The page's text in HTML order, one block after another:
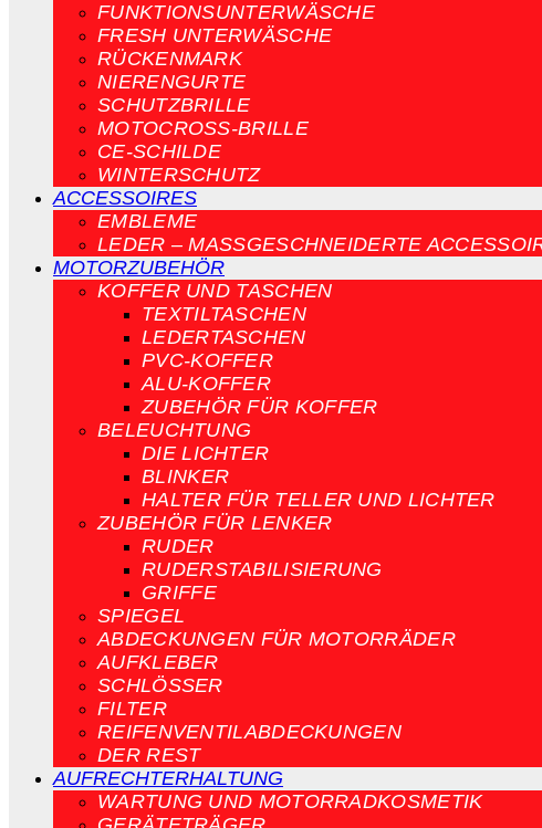
FUNKTIONSUNTERWÄSCHE
FRESH UNTERWÄSCHE
RÜCKENMARK
NIERENGURTE
SCHUTZBRILLE
MOTOCROSS-BRILLE
CE-SCHILDE
WINTERSCHUTZ
ACCESSOIRES
EMBLEME
LEDER – MASSGESCHNEIDERTE
MOTORZUBEHÖR
KOFFER UND TASCHEN
TEXTILTASCHEN
LEDERTASCHEN
PVC-KOFFER
ALU-KOFFER
ZUBEHÖR FÜR KOFFER
BELEUCHTUNG
DIE LICHTER
BLINKER
HALTER FÜR TELLER UND LICHTER
ZUBEHÖR FÜR LENKER
RUDER
RUDERSTABILISIERUNG
GRIFFE
SPIEGEL
ABDECKUNGEN FÜR MOTORRÄDER
AUFKLEBER
SCHLÖSSER
FILTER
REIFENVENTILABDECKUNGEN
DER REST
AUFRECHTERHALTUNG
WARTUNG UND MOTORRADKOSMETIK